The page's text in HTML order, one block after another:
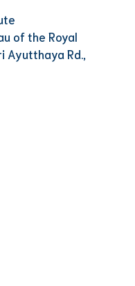
of the Royal
Ayutthaya Rd.,